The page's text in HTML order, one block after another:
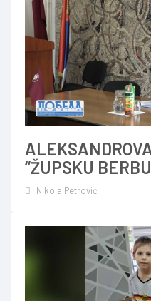
“ŽUPSKU
Nikola Petrović